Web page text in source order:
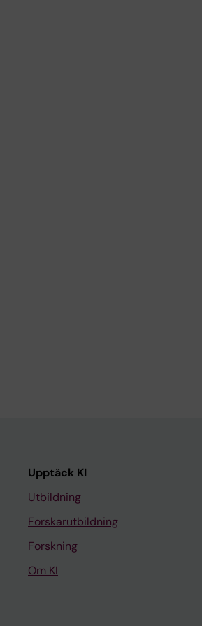
Upptäck KI
Utbildning
Forskarutbildning
Forskning
Om KI